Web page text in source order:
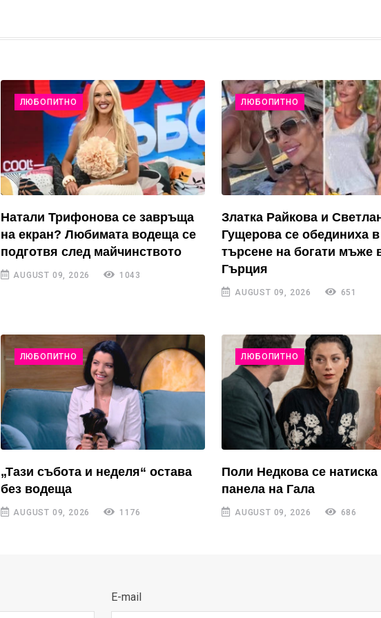
ЛЮБОПИТНО
Натали Трифонова се завръща
на екран? Любимата водеща се
подготвя след майчинството
AUGUST 09, 2026 1043
ЛЮБОПИТНО
Златка Райкова и
Гущерова се обединиха в
търсене на богати мъже
Гърция
AUGUST 09, 2026 651
ЛЮБОПИТНО
„Тази събота и неделя“ остава
без водеща
AUGUST 09, 2026 1176
ЛЮБОПИТНО
Поли Недкова се натиска
панела на Гала
AUGUST 09, 2026 686
E-mail